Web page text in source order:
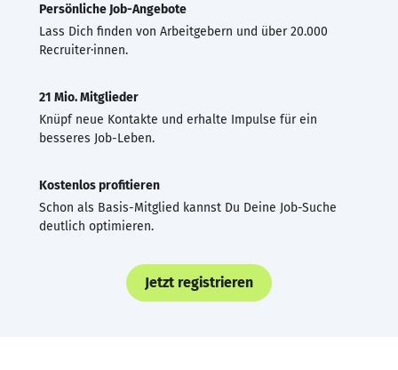
Persönliche Job-Angebote
Lass Dich finden von Arbeitgebern und über 20.000
Recruiter·innen.
21 Mio. Mitglieder
Knüpf neue Kontakte und erhalte Impulse für ein
besseres Job-Leben.
Kostenlos profitieren
Schon als Basis-Mitglied kannst Du Deine Job-Suche
deutlich optimieren.
Jetzt registrieren